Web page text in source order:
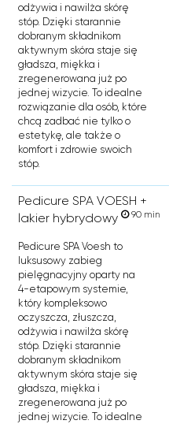
odżywia i nawilża skórę
stóp. Dzięki starannie
dobranym składnikom
aktywnym skóra staje się
gładsza, miękka i
zregenerowana już po
jednej wizycie. To idealne
rozwiązanie dla osób, które
chcą zadbać nie tylko o
estetykę, ale także o
komfort i zdrowie swoich
stóp.
Pedicure SPA VOESH +
lakier hybrydowy
90 min
Pedicure SPA Voesh to
luksusowy zabieg
pielęgnacyjny oparty na
4-etapowym systemie,
który kompleksowo
oczyszcza, złuszcza,
odżywia i nawilża skórę
stóp. Dzięki starannie
dobranym składnikom
aktywnym skóra staje się
gładsza, miękka i
zregenerowana już po
jednej wizycie. To idealne